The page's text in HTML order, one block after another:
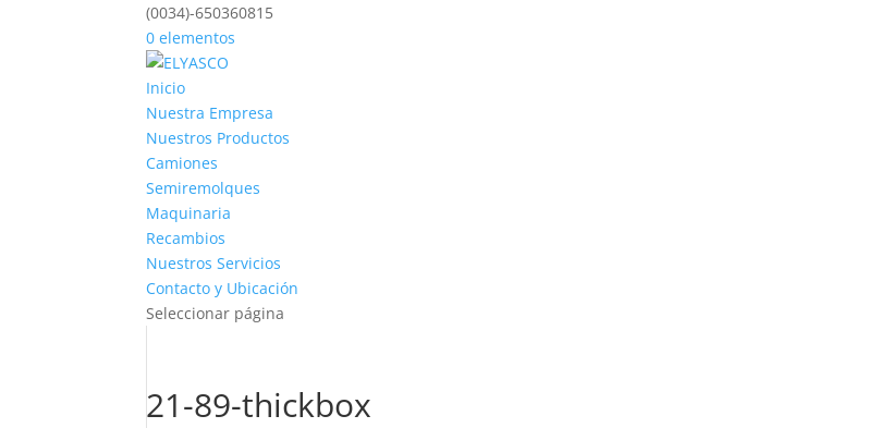
(0034)-650360815
0 elementos
Inicio
Nuestra Empresa
Nuestros Productos
Camiones
Semiremolques
Maquinaria
Recambios
Nuestros Servicios
Contacto y Ubicación
Seleccionar página
21-89-thickbox